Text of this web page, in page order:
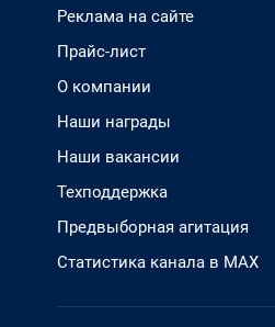
Реклама на сайте
Прайс-лист
О компании
Наши награды
Наши вакансии
Техподдержка
Предвыборная агитация
Статистика канала в MAX